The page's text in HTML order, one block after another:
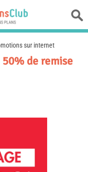
sur internet
50% de remise